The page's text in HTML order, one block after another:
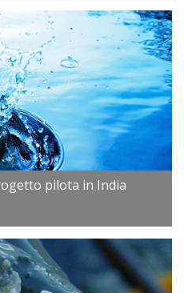
pilota in India